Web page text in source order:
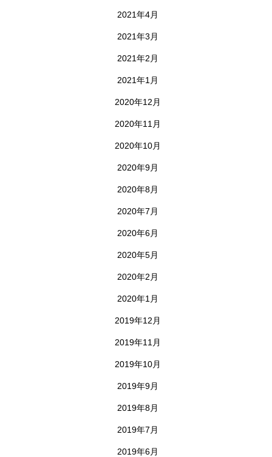
2021年4月
2021年3月
2021年2月
2021年1月
2020年12月
2020年11月
2020年10月
2020年9月
2020年8月
2020年7月
2020年6月
2020年5月
2020年2月
2020年1月
2019年12月
2019年11月
2019年10月
2019年9月
2019年8月
2019年7月
2019年6月